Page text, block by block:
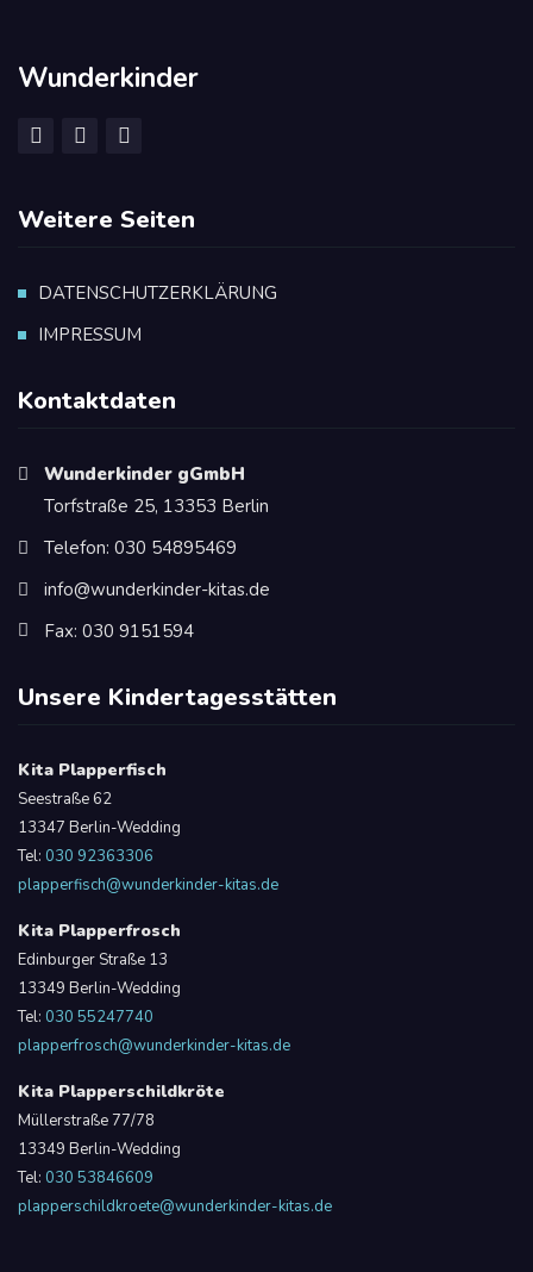
Wunderkinder
Weitere Seiten
DATENSCHUTZERKLÄRUNG
IMPRESSUM
Kontaktdaten
Wunderkinder gGmbH
Torfstraße 25, 13353 Berlin
Telefon: 030 54895469
info@wunderkinder-kitas.de
Fax: 030 9151594
Unsere Kindertagesstätten
Kita Plapperfisch
Seestraße 62
13347 Berlin-Wedding
Tel: 030 92363306
plapperfisch@wunderkinder-kitas.de
Kita Plapperfrosch
Edinburger Straße 13
13349 Berlin-Wedding
Tel: 030 55247740
plapperfrosch@wunderkinder-kitas.de
Kita Plapperschildkröte
Müllerstraße 77/78
13349 Berlin-Wedding
Tel: 030 53846609
plapperschildkroete@wunderkinder-kitas.de